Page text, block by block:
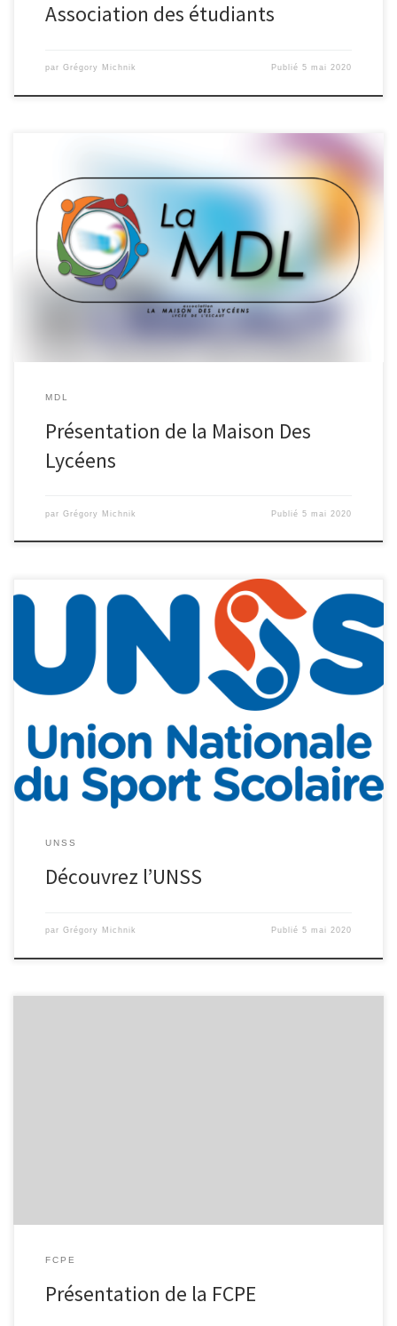
Association des étudiants
par Grégory Michnik Publié5 mai 2020
Bienvenue à la Maison Des Lycéens du Lycée de l’Escaut, Pour
faire court, La MDL est une association de lycéens, entièrement
autonome. Notre objectif est simple : vous permettre de passer
une année agréable en notre compagnie ! Nos actions sont
variées : des concours, des compétitions sportives, des
événements, […]
MDL
Présentation de la Maison Des
Lycéens
par Grégory Michnik Publié5 mai 2020
Les professeurs d’EPS vous accueillent le mercredi de 12h45 à 16h
au gymnase Vauban (accès par la rue Magalotti le long de l’Escaut)
, au centre aquatique de Valenciennes , ou au gymnase des
Tertiales, pour un panel d’activités: ​*FUTSAL *​HAND BALL *​
BADMINTON *FITNESS *MUSCULATION ​*NATATION ​*ESCALADE ​Vous
pouvez venir […]
UNSS
Découvrez l’UNSS
par Grégory Michnik Publié5 mai 2020
FCPE
Présentation de la FCPE